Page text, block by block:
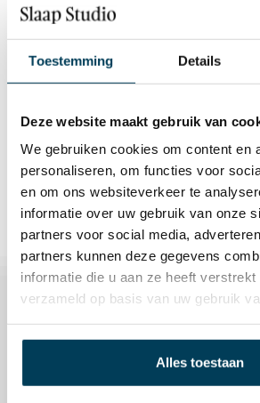
Toestemming Details
Deze website maakt gebruik van
We gebruiken cookies om content en
personaliseren, om functies voor
en om ons websiteverkeer te
informatie over uw gebruik van onze
partners voor social media,
partners kunnen deze gegevens
informatie die u aan ze heeft verstrekt
verzameld op basis van uw gebruik
Alles toestaan
90×200, 90×210-220, 100×190-200,
120×190-200, 120×210-220,
220, 200×210-220, 200×200
Bella Donna
Kleur
Champignon
Gerelateerde